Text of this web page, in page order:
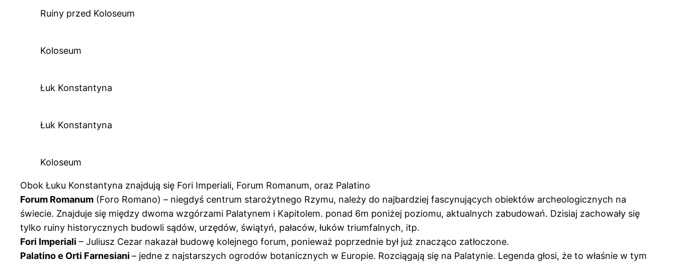
Ruiny przed Koloseum
Koloseum
Łuk Konstantyna
Łuk Konstantyna
Koloseum
Obok Łuku Konstantyna znajdują się Fori Imperiali, Forum Romanum, oraz Palatino
Forum Romanum (Foro Romano) – niegdyś centrum starożytnego Rzymu, należy do najbardziej fascynujących obiektów archeologicznych na
świecie. Znajduje się między dwoma wzgórzami Palatynem i Kapitolem. ponad 6m poniżej poziomu, aktualnych zabudowań. Dzisiaj zachowały się
tylko ruiny historycznych budowli sądów, urzędów, świątyń, pałaców, łuków triumfalnych, itp.
Fori Imperiali – Juliusz Cezar nakazał budowę kolejnego forum, ponieważ poprzednie był już znacząco zatłoczone.
Palatino e Orti Farnesiani – jedne z najstarszych ogrodów botanicznych w Europie. Rozciągają się na Palatynie. Legenda głosi, że to właśnie w tym